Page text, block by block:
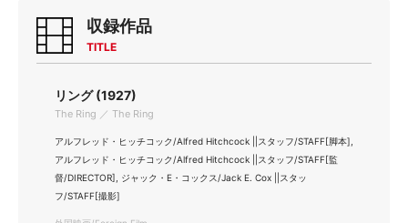
収録作品
TITLE
リング (1927)
The Ring ／ The Ring
アルフレッド・ヒッチコック/Alfred Hitchcock ||スタッフ/STAFF[脚本],
アルフレッド・ヒッチコック/Alfred Hitchcock ||スタッフ/STAFF[監
督/DIRECTOR], ジャック・E・コックス/Jack E. Cox ||スタッ
フ/STAFF[撮影]